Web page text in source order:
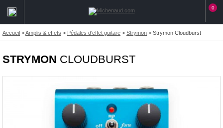
0
Accueil >Amplis & effets > Pédales d'effet guitare > Strymon > Strymon Cloudburst
STRYMON CLOUDBURST